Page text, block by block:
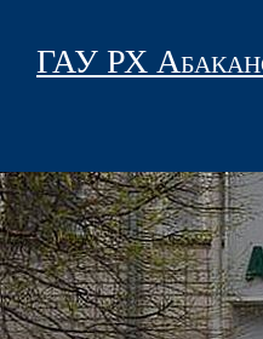
ГАУ РХ